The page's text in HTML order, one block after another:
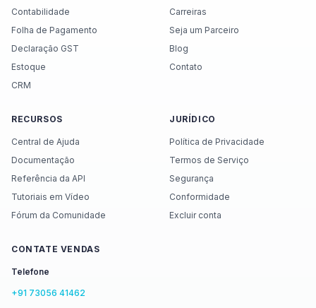
Contabilidade
Folha de Pagamento
Declaração GST
Estoque
CRM
Carreiras
Seja um Parceiro
Blog
Contato
RECURSOS
Central de Ajuda
Documentação
Referência da API
Tutoriais em Vídeo
Fórum da Comunidade
JURÍDICO
Política de Privacidade
Termos de Serviço
Segurança
Conformidade
Excluir conta
CONTATE VENDAS
Telefone
+91 73056 41462